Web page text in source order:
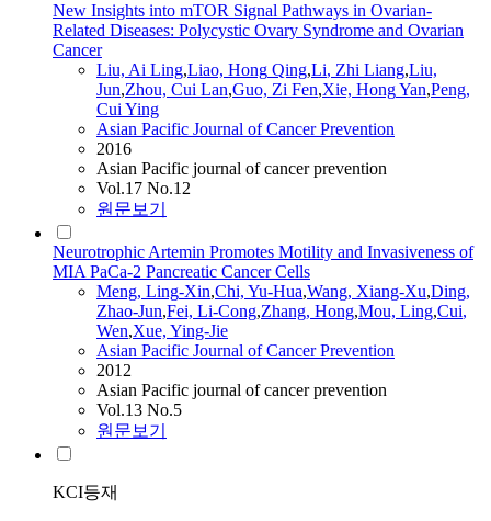
New Insights into mTOR Signal Pathways in Ovarian-
Related Diseases: Polycystic Ovary Syndrome and Ovarian
Cancer
Liu, Ai Ling,Liao, Hong Qing,Li, Zhi Liang,Liu,
Jun,Zhou, Cui Lan,Guo, Zi Fen,Xie, HongYan,Peng,
CuiYing
Asian Pacific Journal of Cancer Prevention
2016
Asian Pacific journal of cancer prevention
Vol.17 No.12
원문보기
Neurotrophic Artemin Promotes Motility and Invasiveness of
MIA PaCa-2 Pancreatic Cancer Cells
Meng, Ling-Xin,Chi, Yu-Hua,Wang, Xiang-Xu,Ding,
Zhao-Jun,Fei, Li-Cong,Zhang, Hong,Mou, Ling,Cui,
Wen,Xue, Ying-Jie
Asian Pacific Journal of Cancer Prevention
2012
Asian Pacific journal of cancer prevention
Vol.13 No.5
원문보기
KCI등재